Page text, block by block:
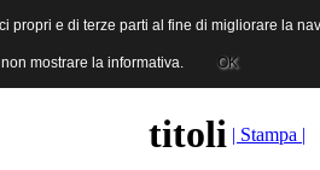
Industrie Cinematografiche
titoli | Stampa |
propri e di terze parti al fine di migliorare la
mostrare la informativa. OK
propri e di terze parti al fine di migliorare la
mostrare la informativa. OK